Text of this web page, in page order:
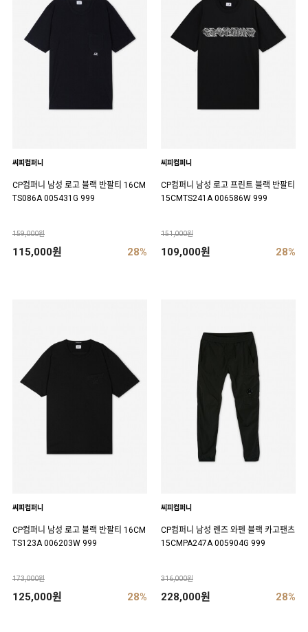
씨피컴퍼니
CP컴퍼니 남성 로고 블랙 반팔티 16CM
TS086A 005431G 999
159,000원
115,000원 28%
씨피컴퍼니
CP컴퍼니 남성 로고 프린트 블랙 반팔티
15CMTS241A 006586W 999
151,000원
109,000원 28%
씨피컴퍼니
CP컴퍼니 남성 로고 블랙 반팔티 16CM
TS123A 006203W 999
173,000원
125,000원 28%
씨피컴퍼니
CP컴퍼니 남성 렌즈 와펜 블랙 카고팬츠
15CMPA247A 005904G 999
316,000원
228,000원 28%